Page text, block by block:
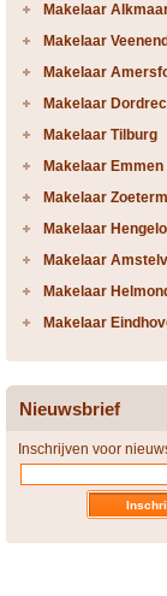
Makelaar
Makelaar
Makelaar
Makelaar
Makelaar Tilburg
Makelaar Emmen
Makelaar
Makelaar Hengelo
Makelaar
Makelaar
Makelaar
Nieuwsbrief
Inschrijven voor